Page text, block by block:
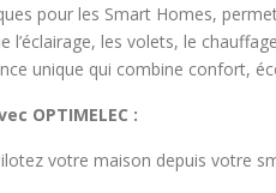
pour les Smart Homes,
l’éclairage, les volets, le
unique qui combine confort,
OPTIMELEC :
votre maison depuis votre